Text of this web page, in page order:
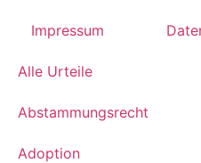
Impressum
Alle Urteile
Abstammungsrecht
Adoption